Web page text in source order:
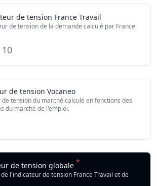
de tension France Travail
de tension de la demande calculé par France
de tension Vocaneo
tension du marché calculé en fonctions des
du marché de l'emploi.
de tension globale *
l'indicateur de tension France Travail et de